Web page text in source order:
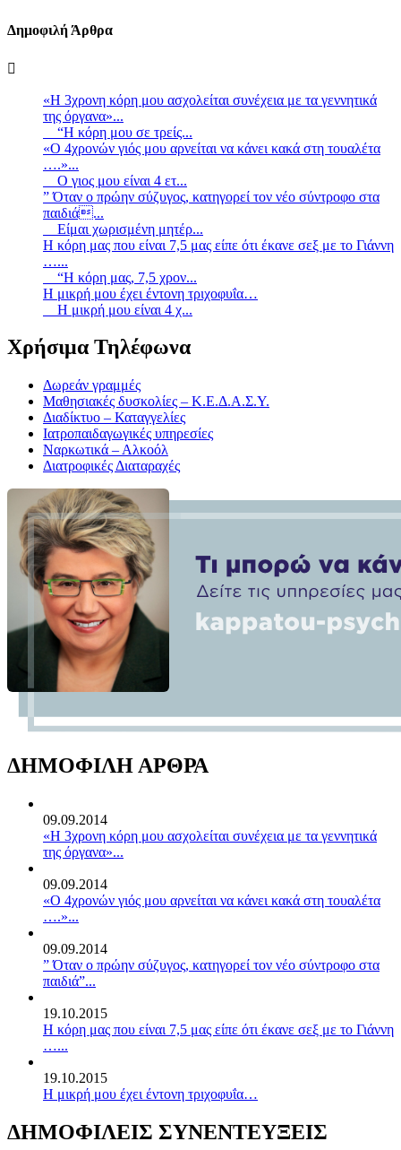
Δημοφιλή Άρθρα
«Η 3χρονη κόρη μου ασχολείται συνέχεια με τα γεννητικά
της όργανα»...
“Η κόρη μου σε τρείς...
«Ο 4χρονών γιός μου αρνείται να κάνει κακά στη τουαλέτα
….»...
Ο γιος μου είναι 4 ετ...
” Όταν ο πρώην σύζυγος, κατηγορεί τον νέο σύντροφο στα
παιδιά...
Είμαι χωρισμένη μητέρ...
Η κόρη μας που είναι 7,5 μας είπε ότι έκανε σεξ με το Γιάννη
…...
“Η κόρη μας, 7,5 χρον...
Η μικρή μου έχει έντονη τριχοφυΐα…
Η μικρή μου είναι 4 χ...
Χρήσιμα Τηλέφωνα
Δωρεάν γραμμές
Μαθησιακές δυσκολίες – Κ.Ε.Δ.Α.Σ.Υ.
Διαδίκτυο – Καταγγελίες
Ιατροπαιδαγωγικές υπηρεσίες
Ναρκωτικά – Αλκοόλ
Διατροφικές Διαταραχές
ΔΗΜΟΦΙΛΗ ΑΡΘΡΑ
09.09.2014
«Η 3χρονη κόρη μου ασχολείται συνέχεια με τα γεννητικά
της όργανα»...
09.09.2014
«Ο 4χρονών γιός μου αρνείται να κάνει κακά στη τουαλέτα
….»...
09.09.2014
” Όταν ο πρώην σύζυγος, κατηγορεί τον νέο σύντροφο στα
παιδιά”...
19.10.2015
Η κόρη μας που είναι 7,5 μας είπε ότι έκανε σεξ με το Γιάννη
…...
19.10.2015
Η μικρή μου έχει έντονη τριχοφυΐα…
ΔΗΜΟΦΙΛΕΙΣ ΣΥΝΕΝΤΕΥΞΕΙΣ